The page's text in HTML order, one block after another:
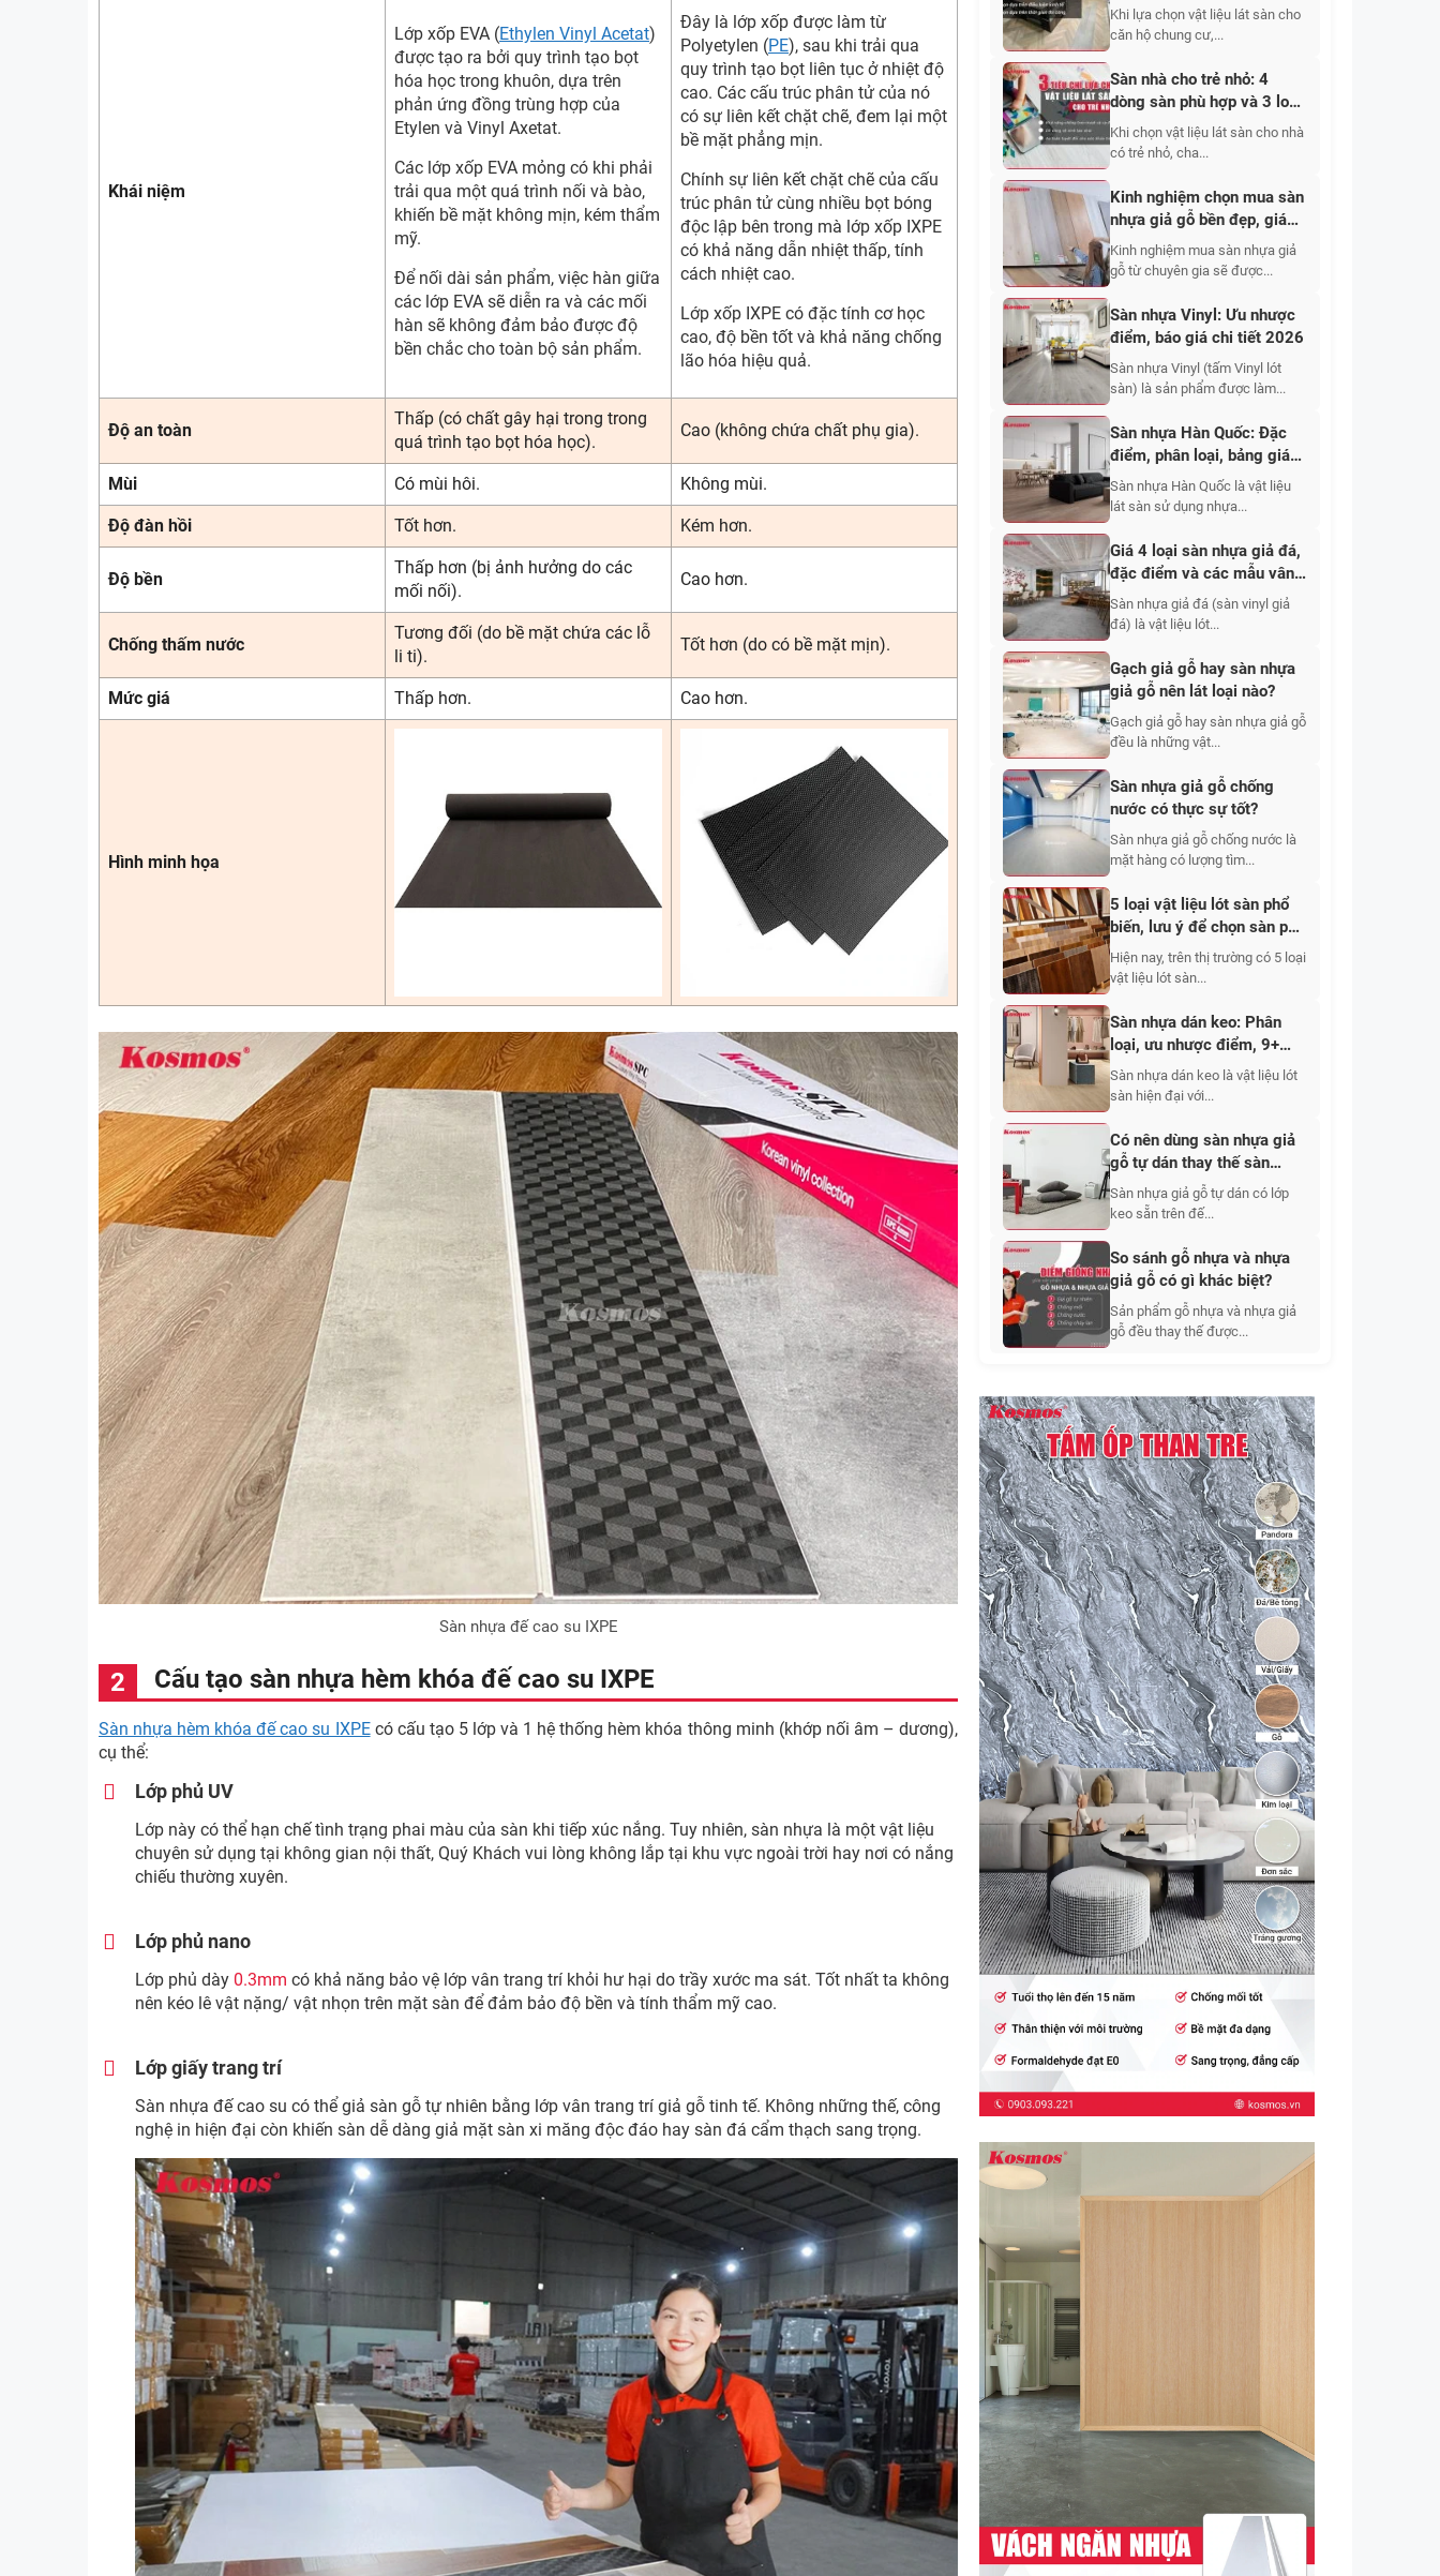
Khái niệm
Lớp xốp EVA (Ethylen Vinyl Acetat)
được tạo ra bởi quy trình tạo bọt
hóa học trong khuôn, dựa trên
phản ứng đồng trùng hợp của
Etylen và Vinyl Axetat.
Các lớp xốp EVA mỏng có khi phải
trải qua một quá trình nối và bào,
khiến bề mặt không mịn, kém thẩm
mỹ.
Để nối dài sản phẩm, việc hàn giữa
các lớp EVA sẽ diễn ra và các mối
hàn sẽ không đảm bảo được độ
bền chắc cho toàn bộ sản phẩm.
Đây là lớp xốp được làm từ
Polyetylen (PE), sau khi trải qua
quy trình tạo bọt liên tục ở nhiệt độ
cao. Các cấu trúc phân tử của nó
có sự liên kết chặt chẽ, đem lại một
bề mặt phẳng mịn.
Chính sự liên kết chặt chẽ của cấu
trúc phân tử cùng nhiều bọt bóng
độc lập bên trong mà lớp xốp IXPE
có khả năng dẫn nhiệt thấp, tính
cách nhiệt cao.
Lớp xốp IXPE có đặc tính cơ học
cao, độ bền tốt và khả năng chống
lão hóa hiệu quả.
Độ an toàn
Thấp (có chất gây hại trong trong
quá trình tạo bọt hóa học).
Cao (không chứa chất phụ gia).
Mùi Có mùi hôi. Không mùi.
Độ đàn hồi Tốt hơn. Kém hơn.
Độ bền
Thấp hơn (bị ảnh hưởng do các
mối nối).
Cao hơn.
Chống thấm nước
Tương đối (do bề mặt chứa các lỗ
li ti).
Tốt hơn (do có bề mặt mịn).
Mức giá Thấp hơn. Cao hơn.
Hình minh họa
Sàn nhựa đế cao su IXPE
Cấu tạo sàn nhựa hèm khóa đế cao su IXPE
Sàn nhựa hèm khóa đế cao su IXPEcó cấu tạo 5 lớp và 1 hệ thống hèm khóa thông minh (khớp nối âm – dương),
cụ thể:
Lớp phủ UV
Lớp này có thể hạn chế tình trạng phai màu của sàn khi tiếp xúc nắng. Tuy nhiên, sàn nhựa là một vật liệu
chuyên sử dụng tại không gian nội thất, Quý Khách vui lòng không lắp tại khu vực ngoài trời hay nơi có nắng
chiếu thường xuyên.
Lớp phủ nano
Lớp phủ dày 0.3mm có khả năng bảo vệ lớp vân trang trí khỏi hư hại do trầy xước ma sát. Tốt nhất ta không
nên kéo lê vật nặng/ vật nhọn trên mặt sàn để đảm bảo độ bền và tính thẩm mỹ cao.
Lớp giấy trang trí
Sàn nhựa đế cao su có thể giả sàn gỗ tự nhiên bằng lớp vân trang trí giả gỗ tinh tế. Không những thế, công
nghệ in hiện đại còn khiến sàn dễ dàng giả mặt sàn xi măng độc đáo hay sàn đá cẩm thạch sang trọng.
gạch, sàn nhựa hay thảm?
Khi lựa chọn vật liệu lát sàn cho
căn hộ chung cư,...
Sàn nhà cho trẻ nhỏ: 4
dòng sàn phù hợp và 3 loại
sàn nên tránh
Khi chọn vật liệu lát sàn cho nhà
có trẻ nhỏ, cha...
Kinh nghiệm chọn mua sàn
nhựa giả gỗ bền đẹp, giá
tốt
Kinh nghiệm mua sàn nhựa giả
gỗ từ chuyên gia sẽ được...
Sàn nhựa Vinyl: Ưu nhược
điểm, báo giá chi tiết 2026
Sàn nhựa Vinyl (tấm Vinyl lót
sàn) là sản phẩm được làm...
Sàn nhựa Hàn Quốc: Đặc
điểm, phân loại, bảng giá
2026
Sàn nhựa Hàn Quốc là vật liệu
lát sàn sử dụng nhựa...
Giá 4 loại sàn nhựa giả đá,
đặc điểm và các mẫu vân
đẹp
Sàn nhựa giả đá (sàn vinyl giả
đá) là vật liệu lót...
Gạch giả gỗ hay sàn nhựa
giả gỗ nên lát loại nào?
Gạch giả gỗ hay sàn nhựa giả gỗ
đều là những vật...
Sàn nhựa giả gỗ chống
nước có thực sự tốt?
Sàn nhựa giả gỗ chống nước là
mặt hàng có lượng tìm...
5 loại vật liệu lót sàn phổ
biến, lưu ý để chọn sàn phù
hợp
Hiện nay, trên thị trường có 5 loại
vật liệu lót sàn...
Sàn nhựa dán keo: Phân
loại, ưu nhược điểm, 9+
mẫu đẹp và báo giá
Sàn nhựa dán keo là vật liệu lót
sàn hiện đại với...
Có nên dùng sàn nhựa giả
gỗ tự dán thay thế sàn
nhựa dán keo?
Sàn nhựa giả gỗ tự dán có lớp
keo sẵn trên đế...
So sánh gỗ nhựa và nhựa
giả gỗ có gì khác biệt?
Sản phẩm gỗ nhựa và nhựa giả
gỗ đều thay thế được...